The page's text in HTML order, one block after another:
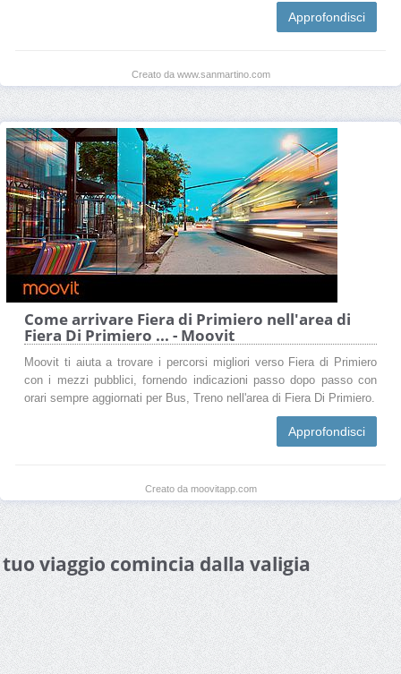
Approfondisci
Creato da www.sanmartino.com
Come arrivare Fiera di Primiero nell'area di
Fiera Di Primiero ... - Moovit
Moovit ti aiuta a trovare i percorsi migliori verso Fiera di Primiero
con i mezzi pubblici, fornendo indicazioni passo dopo passo con
orari sempre aggiornati per Bus, Treno nell'area di Fiera Di Primiero.
Approfondisci
Creato da moovitapp.com
viaggio comincia dalla valigia